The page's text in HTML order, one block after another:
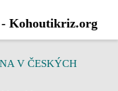
V ČESKÝCH
- Kohoutikriz.org